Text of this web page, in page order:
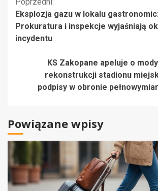
Kontynuuj
czytanie
Eksplozja gazu w lokalu
Prokuratura i inspekcje wyjaśniają
incydentu
KS Zakopane apeluje o
rekonstrukcji stadionu
podpisy w obronie
Powiązane wpisy